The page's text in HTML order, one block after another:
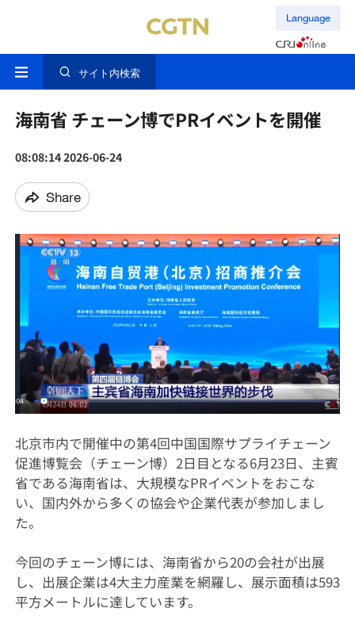
Language
サイト内検索
海南省 チェーン博でPRイベントを開催
08:08:14 2026-06-24
Share
北京市内で開催中の第4回中国国際サプライチェーン
促進博覧会（チェーン博）2日目となる6月23日、主賓
省である海南省は、大規模なPRイベントをおこな
い、国内外から多くの協会や企業代表が参加しまし
た。
今回のチェーン博には、海南省から20の会社が出展
し、出展企業は4大主力産業を網羅し、展示面積は593
平方メートルに達しています。